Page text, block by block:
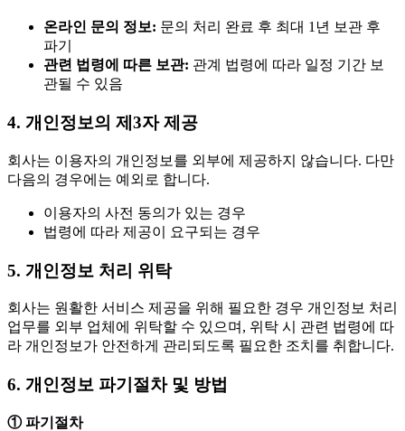
온라인 문의 정보: 문의 처리 완료 후 최대 1년 보관 후
파기
관련 법령에 따른 보관: 관계 법령에 따라 일정 기간 보
관될 수 있음
4. 개인정보의 제3자 제공
회사는 이용자의 개인정보를 외부에 제공하지 않습니다. 다만
다음의 경우에는 예외로 합니다.
이용자의 사전 동의가 있는 경우
법령에 따라 제공이 요구되는 경우
5. 개인정보 처리 위탁
회사는 원활한 서비스 제공을 위해 필요한 경우 개인정보 처리
업무를 외부 업체에 위탁할 수 있으며, 위탁 시 관련 법령에 따
라 개인정보가 안전하게 관리되도록 필요한 조치를 취합니다.
6. 개인정보 파기절차 및 방법
① 파기절차